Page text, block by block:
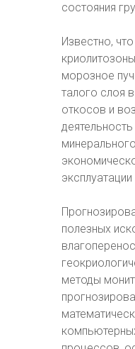
состояния
Известно,
морозное
талого слоя
откосов и
полезных
методы